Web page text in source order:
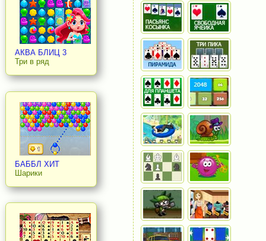
АКВА БЛИЦ 3
Три в ряд
БАББЛ ХИТ
Шарики